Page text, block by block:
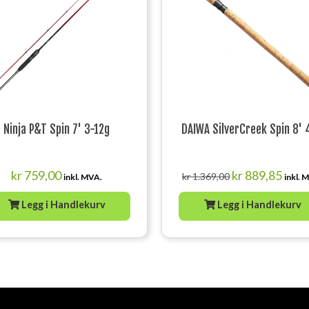
Ninja P&T Spin 7' 3-12g
kr759,00 inkl. MVA.
Legg i Handlekurv
DAIWA SilverCreek Spin 8'
kr1.369,00 Opprinnelig
var:
kr 1.369,00.
kr889,85
er:
kr
inkl.
Legg i Handlekurv